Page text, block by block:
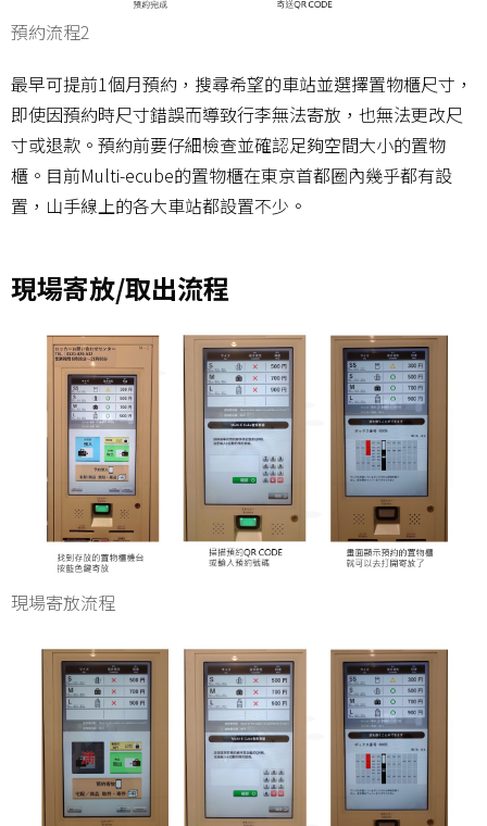
預約流程2
最早可提前1個月預約，搜尋希望的車站並選擇置物櫃尺寸，
即使因預約時尺寸錯誤而導致行李無法寄放，也無法更改尺
寸或退款。預約前要仔細檢查並確認足夠空間大小的置物
櫃。目前Multi-ecube的置物櫃在東京首都圈內幾乎都有設
置，山手線上的各大車站都設置不少。
現場寄放/取出流程
現場寄放流程